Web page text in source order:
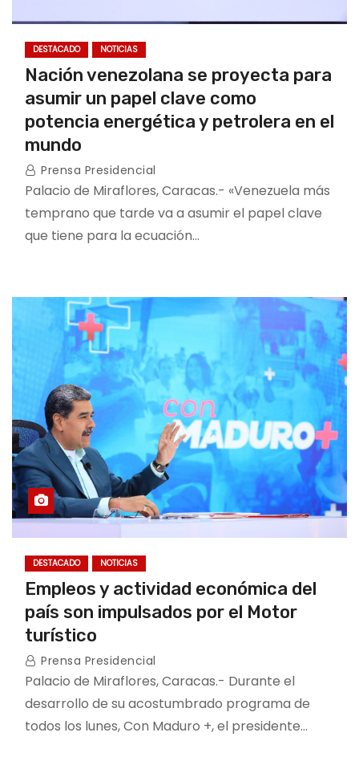
DESTACADO NOTICIAS
Nación venezolana se proyecta para
asumir un papel clave como
potencia energética y petrolera en el
mundo
Prensa Presidencial
Palacio de Miraflores, Caracas.- «Venezuela más
temprano que tarde va a asumir el papel clave
que tiene para la ecuación…
DESTACADO NOTICIAS
Empleos y actividad económica del
país son impulsados por el Motor
turístico
Prensa Presidencial
Palacio de Miraflores, Caracas.- Durante el
desarrollo de su acostumbrado programa de
todos los lunes, Con Maduro +, el presidente…